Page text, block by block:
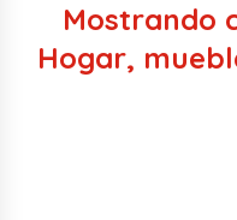
Mostrando
Hogar,